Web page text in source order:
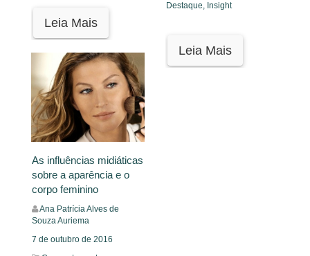
Leia Mais
Destaque, Insight
Leia Mais
As influências midiáticas
sobre a aparência e o
corpo feminino
Ana Patrícia Alves de
Souza Auriema
7 de outubro de 2016